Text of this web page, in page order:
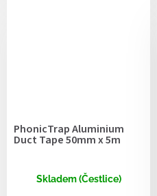
PhonicTrap Aluminium
Duct Tape 50mm x 5m
Skladem (Čestlice)